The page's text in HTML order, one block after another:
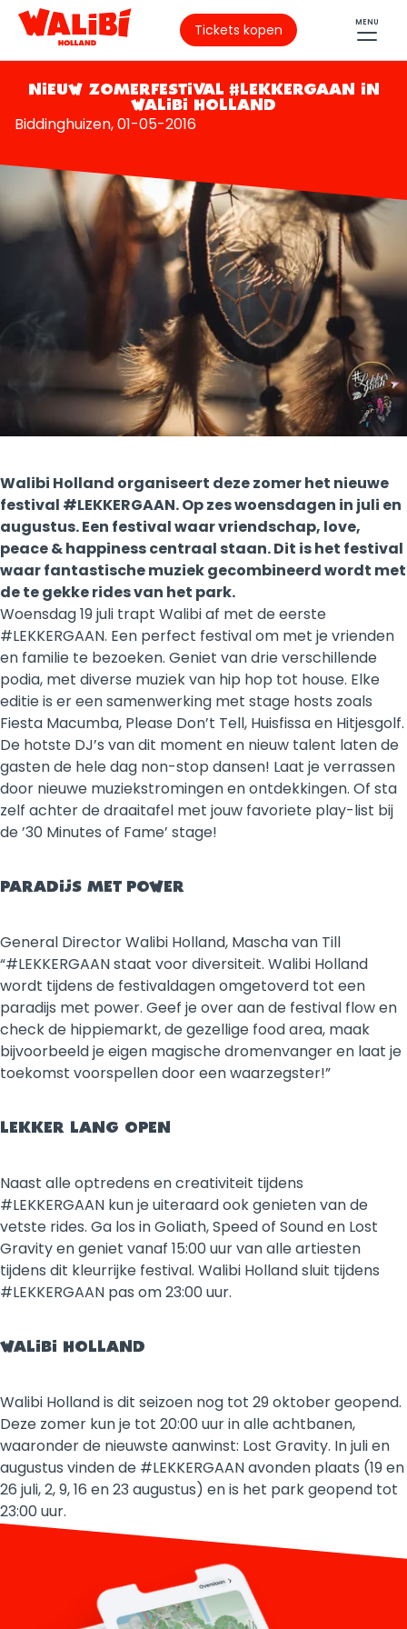
Tickets kopen MENU
NIEUW ZOMERFESTIVAL #LEKKERGAAN IN
WALIBI HOLLAND
Biddinghuizen, 01-05-2016
Walibi Holland organiseert deze zomer het nieuwe
festival #LEKKERGAAN. Op zes woensdagen in juli en
augustus. Een festival waar vriendschap, love,
peace & happiness centraal staan. Dit is het festival
waar fantastische muziek gecombineerd wordt met
de te gekke rides van het park.
Woensdag 19 juli trapt Walibi af met de eerste
#LEKKERGAAN. Een perfect festival om met je vrienden
en familie te bezoeken. Geniet van drie verschillende
podia, met diverse muziek van hip hop tot house. Elke
editie is er een samenwerking met stage hosts zoals
Fiesta Macumba, Please Don’t Tell, Huisfissa en Hitjesgolf.
De hotste DJ’s van dit moment en nieuw talent laten de
gasten de hele dag non-stop dansen! Laat je verrassen
door nieuwe muziekstromingen en ontdekkingen. Of sta
zelf achter de draaitafel met jouw favoriete play-list bij
de ’30 Minutes of Fame’ stage!
PARADIJS MET POWER
General Director Walibi Holland, Mascha van Till
“#LEKKERGAAN staat voor diversiteit. Walibi Holland
wordt tijdens de festivaldagen omgetoverd tot een
paradijs met power. Geef je over aan de festival flow en
check de hippiemarkt, de gezellige food area, maak
bijvoorbeeld je eigen magische dromenvanger en laat je
toekomst voorspellen door een waarzegster!”
LEKKER LANG OPEN
Naast alle optredens en creativiteit tijdens
#LEKKERGAAN kun je uiteraard ook genieten van de
vetste rides. Ga los in Goliath, Speed of Sound en Lost
Gravity en geniet vanaf 15:00 uur van alle artiesten
tijdens dit kleurrijke festival. Walibi Holland sluit tijdens
#LEKKERGAAN pas om 23:00 uur.
WALIBI HOLLAND
Walibi Holland is dit seizoen nog tot 29 oktober geopend.
Deze zomer kun je tot 20:00 uur in alle achtbanen,
waaronder de nieuwste aanwinst: Lost Gravity. In juli en
augustus vinden de #LEKKERGAAN avonden plaats (19 en
26 juli, 2, 9, 16 en 23 augustus) en is het park geopend tot
23:00 uur.